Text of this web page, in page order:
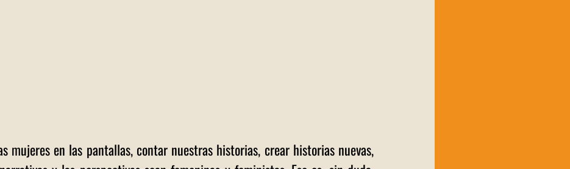
mujeres en las pantallas, contar nuestras historias, crear historias nuevas,